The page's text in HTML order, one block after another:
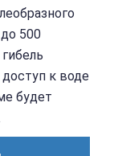
500
доступ к воде
будет